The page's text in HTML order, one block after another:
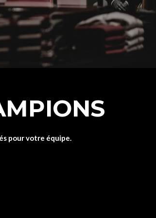
pour votre équipe.